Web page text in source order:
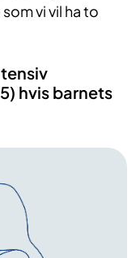
vi vil ha to
hvis barnets